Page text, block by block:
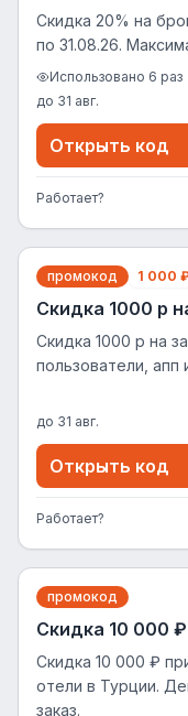
Скидка 20% на
по 31.08.26.
Использовано 6 раз
до 31 авг.
Открыть код
Работает?
промокод 1 000
Скидка 1000 р
Скидка 1000 р на
пользователи, апп
до 31 авг.
Открыть код
Работает?
промокод
Скидка 10 000
Скидка 10 000 ₽
отели в Турции.
заказ.